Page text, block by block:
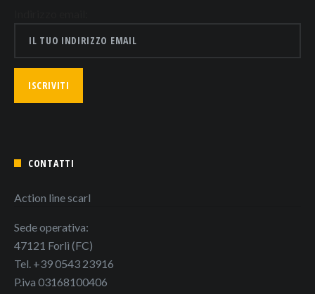
CONTATTI
Action line scarl
Sede operativa:
47121 Forlì (FC)
Tel. +39 0543 23916
P.iva 03168100406